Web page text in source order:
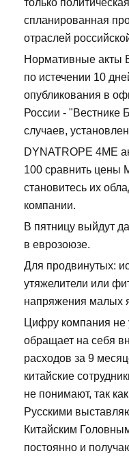
спланированная
отраслей
Нормативные акты
по истечении 10
опубликования в
России - "Вестнике
случаев,
DYNATROPE 4ME
100 сравнить цены
становитесь их
компании.
В пятницу выйдут
в еврозоюзе.
Для продвинутых:
утяжелители или
напряжения малых
Цифру компания не
обращает на себя
расходов за 9
китайские
не понимают, так
Русскими
Китайским
постоянно и